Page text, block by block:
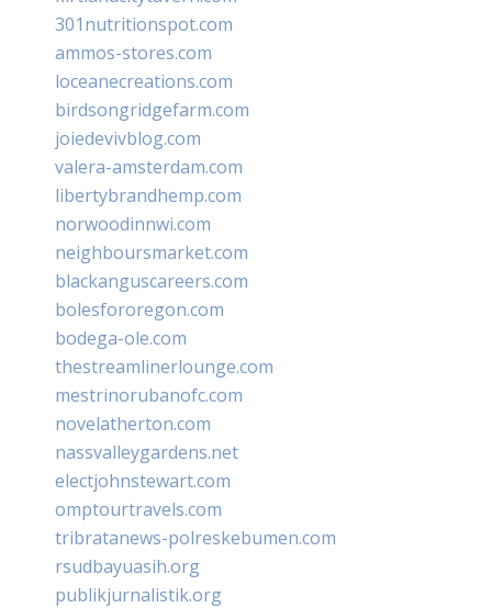
301nutritionspot.com
ammos-stores.com
loceanecreations.com
birdsongridgefarm.com
joiedevivblog.com
valera-amsterdam.com
libertybrandhemp.com
norwoodinnwi.com
neighboursmarket.com
blackanguscareers.com
bolesfororegon.com
bodega-ole.com
thestreamlinerlounge.com
mestrinorubanofc.com
novelatherton.com
nassvalleygardens.net
electjohnstewart.com
omptourtravels.com
tribratanews-polreskebumen.com
rsudbayuasih.org
publikjurnalistik.org